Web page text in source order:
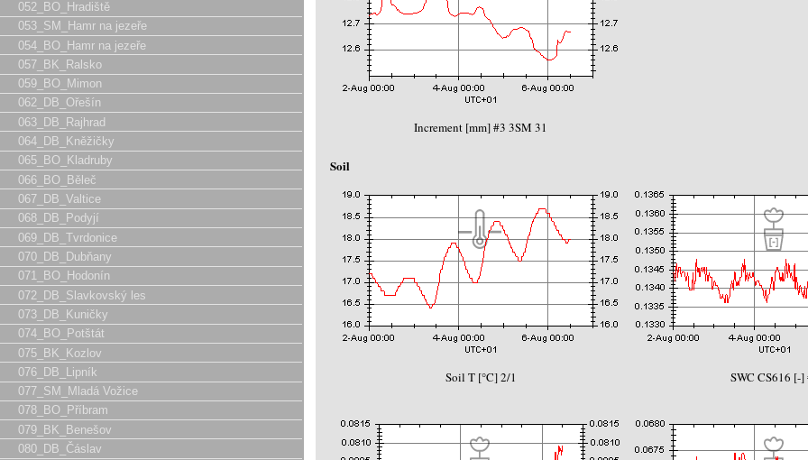
052_BO_Hradiště
053_SM_Hamr na jezeře
054_BO_Hamr na jezeře
057_BK_Ralsko
059_BO_Mimon
062_DB_Ořešín
063_DB_Rajhrad
064_DB_Kněžičky
065_BO_Kladruby
066_BO_Běleč
067_DB_Valtice
068_DB_Podyjí
069_DB_Tvrdonice
070_DB_Dubňany
071_BO_Hodonín
072_DB_Slavkovský les
073_DB_Kuničky
074_BO_Potštát
075_BK_Kozlov
076_DB_Lipník
077_SM_Mladá Vožice
078_BO_Příbram
079_BK_Benešov
080_DB_Čáslav
Increment [mm] #3 3SM 31
Soil
Soil T [°C] 2/1 SWC CS616 [-]